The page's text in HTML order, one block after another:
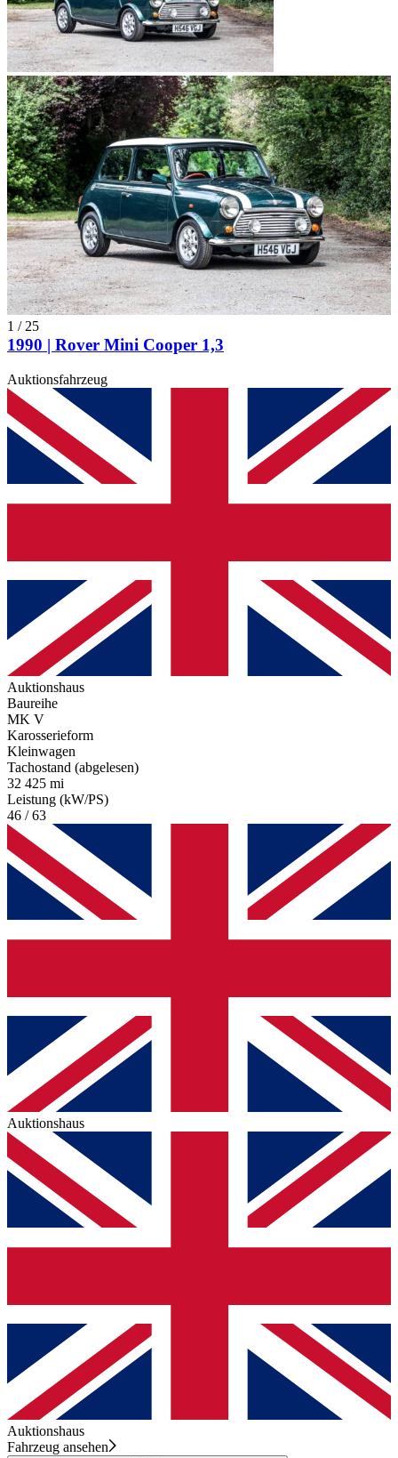
1 / 25
1990 | Rover Mini Cooper 1,3
Auktionsfahrzeug
Auktionshaus
Baureihe
MK V
Karosserieform
Kleinwagen
Tachostand (abgelesen)
32 425 mi
Leistung (kW/PS)
46 / 63
Auktionshaus
Auktionshaus
Fahrzeug ansehen